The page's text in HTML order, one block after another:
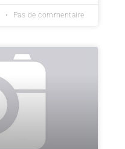
Pas de commentaire